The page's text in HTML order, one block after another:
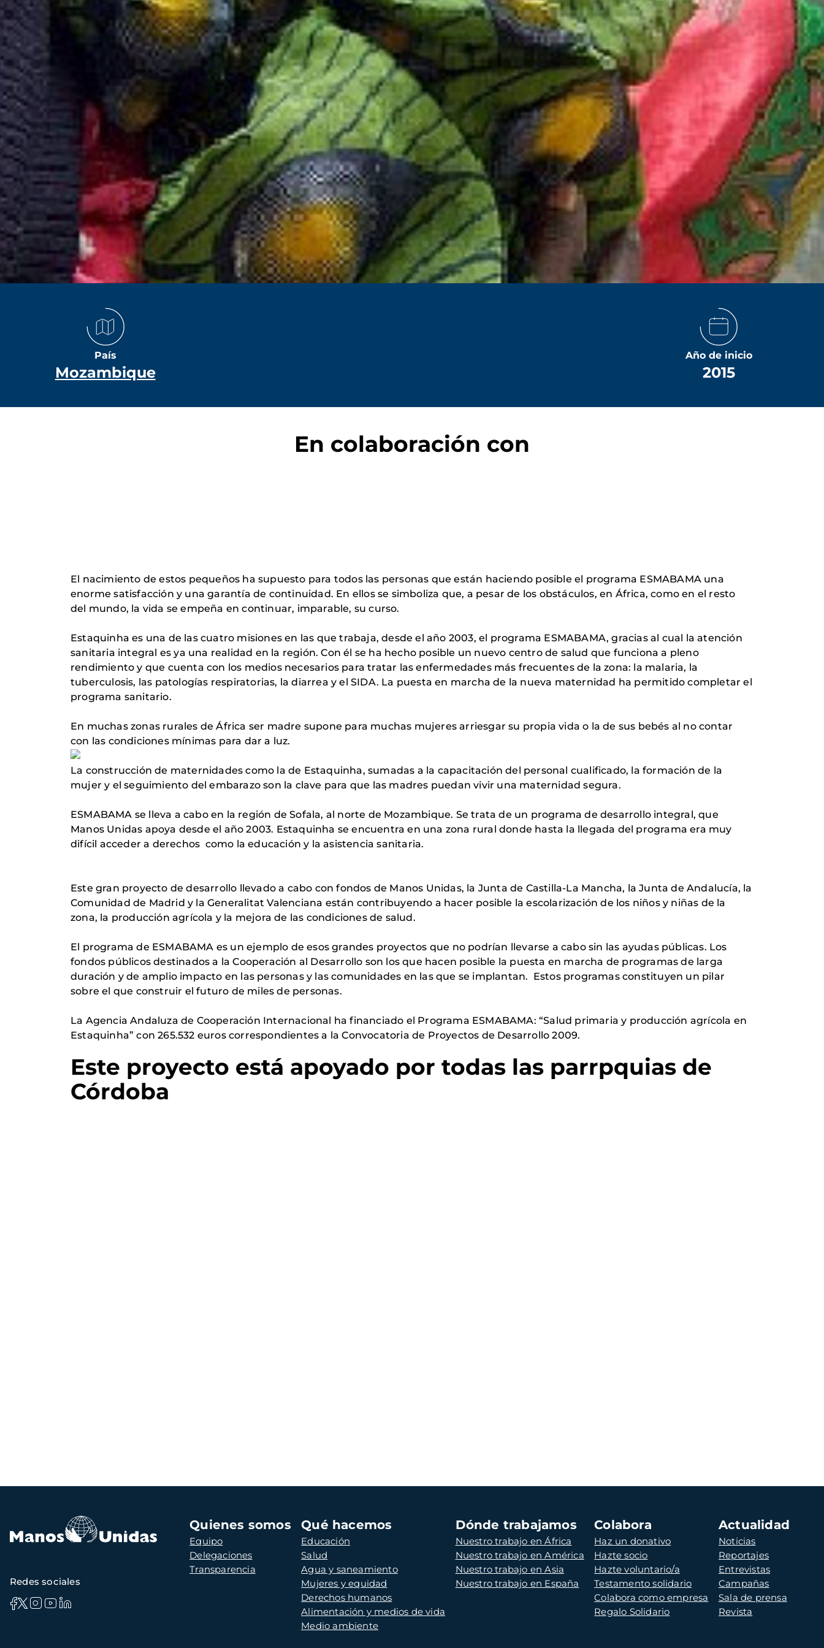
País
Mozambique
Año de inicio
2015
En colaboración con
El nacimiento de estos pequeños ha supuesto para todos las personas que están haciendo posible el programa ESMABAMA una
enorme satisfacción y una garantía de continuidad. En ellos se simboliza que, a pesar de los obstáculos, en África, como en el resto
del mundo, la vida se empeña en continuar, imparable, su curso.
Estaquinha es una de las cuatro misiones en las que trabaja, desde el año 2003, el programa ESMABAMA, gracias al cual la atención
sanitaria integral es ya una realidad en la región. Con él se ha hecho posible un nuevo centro de salud que funciona a pleno
rendimiento y que cuenta con los medios necesarios para tratar las enfermedades más frecuentes de la zona: la malaria, la
tuberculosis, las patologías respiratorias, la diarrea y el SIDA. La puesta en marcha de la nueva maternidad ha permitido completar el
programa sanitario.
En muchas zonas rurales de África ser madre supone para muchas mujeres arriesgar su propia vida o la de sus bebés al no contar
con las condiciones mínimas para dar a luz.
La construcción de maternidades como la de Estaquinha, sumadas a la capacitación del personal cualificado, la formación de la
mujer y el seguimiento del embarazo son la clave para que las madres puedan vivir una maternidad segura.
ESMABAMA se lleva a cabo en la región de Sofala, al norte de Mozambique. Se trata de un programa de desarrollo integral, que
Manos Unidas apoya desde el año 2003. Estaquinha se encuentra en una zona rural donde hasta la llegada del programa era muy
difícil acceder a derechos como la educación y la asistencia sanitaria.
Este gran proyecto de desarrollo llevado a cabo con fondos de Manos Unidas, la Junta de Castilla-La Mancha, la Junta de Andalucía, la
Comunidad de Madrid y la Generalitat Valenciana están contribuyendo a hacer posible la escolarización de los niños y niñas de la
zona, la producción agrícola y la mejora de las condiciones de salud.
El programa de ESMABAMA es un ejemplo de esos grandes proyectos que no podrían llevarse a cabo sin las ayudas públicas. Los
fondos públicos destinados a la Cooperación al Desarrollo son los que hacen posible la puesta en marcha de programas de larga
duración y de amplio impacto en las personas y las comunidades en las que se implantan. Estos programas constituyen un pilar
sobre el que construir el futuro de miles de personas.
La Agencia Andaluza de Cooperación Internacional ha financiado el Programa ESMABAMA: “Salud primaria y producción agrícola en
Estaquinha” con 265.532 euros correspondientes a la Convocatoria de Proyectos de Desarrollo 2009.
Este proyecto está apoyado por todas las parrpquias de
Córdoba
Navegación
principal
Quienes somos
Equipo
Delegaciones
Transparencia
Qué hacemos
Educación
Salud
Agua y saneamiento
Mujeres y equidad
Derechos humanos
Alimentación y medios de vida
Medio ambiente
Dónde trabajamos
Nuestro trabajo en África
Nuestro trabajo en América
Nuestro trabajo en Asia
Nuestro trabajo en España
Colabora
Haz un donativo
Hazte socio
Hazte voluntario/a
Testamento solidario
Colabora como empresa
Regalo Solidario
Actualidad
Noticias
Reportajes
Entrevistas
Campañas
Sala de prensa
Revista
Redes sociales